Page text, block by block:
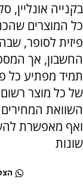
בקנייה אונליין,
כל המוצרים
פיזית לסופר,
החשבון, אך
תמיד מפתיע כל
של כל מוצר
השוואת המחירים
ואף מאפשרת
שונות